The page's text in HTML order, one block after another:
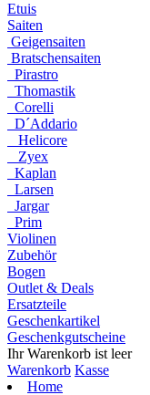
Etuis
Saiten
Geigensaiten
Bratschensaiten
Pirastro
Thomastik
Corelli
D´Addario
Helicore
Zyex
Kaplan
Larsen
Jargar
Prim
Violinen
Zubehör
Bogen
Outlet & Deals
Ersatzteile
Geschenkartikel
Geschenkgutscheine
Ihr Warenkorb ist leer
Warenkorb Kasse
Home